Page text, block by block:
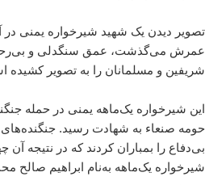
تصویر دیدن یک شهید شیرخواره یمنی در
عمرش می‌گذشت، عمق سنگدلی و
شریفین و مسلمانان را به تصویر کشیده
این شیرخواره یک‌ماهه یمنی در حمله
حومه صنعاء به شهادت رسید.
بی‌دفاع را بمباران کردند که در نتیجه آن
شیرخواره یک‌ماهه به‌نام ابراهیم صالح